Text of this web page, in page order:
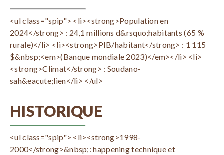
<ul class="spip"> <li><strong>Population en
2024</strong> : 24,1 millions d&rsquo;habitants (65 %
rurale)</li> <li><strong>PIB/habitant</strong> : 1 115
$&nbsp;<em>(Banque mondiale 2023)</em></li> <li>
<strong>Climat</strong> : Soudano-
sah&eacute;lien</li> </ul>
HISTORIQUE
<ul class="spip"> <li><strong>1998-
2000</strong>&nbsp;: happening technique et